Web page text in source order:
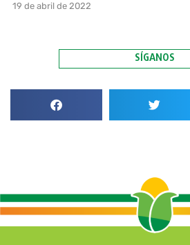
19 de abril de 2022
SÍGANOS